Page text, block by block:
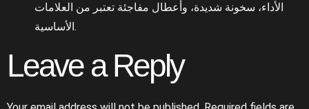
الأداء، سخونة شديدة، وأعطال مفاجئة تعتبر من العلامات
الأساسية.
Leave a Reply